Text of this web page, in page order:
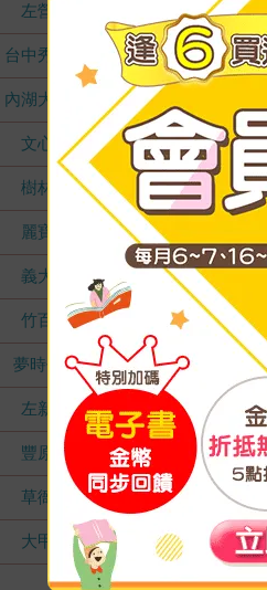
左營店
台中秀泰店
內湖大潤發
文心店
樹林店
麗寶店
義大店
竹百店
夢時代店
左新店
豐原店
草衙店
大甲店